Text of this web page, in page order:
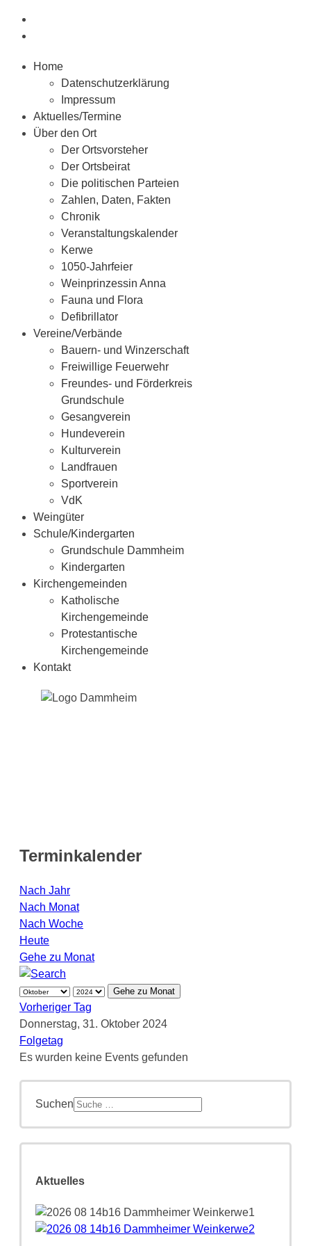
Home
Datenschutzerklärung
Impressum
Aktuelles/Termine
Über den Ort
Der Ortsvorsteher
Der Ortsbeirat
Die politischen Parteien
Zahlen, Daten, Fakten
Chronik
Veranstaltungskalender
Kerwe
1050-Jahrfeier
Weinprinzessin Anna
Fauna und Flora
Defibrillator
Vereine/Verbände
Bauern- und Winzerschaft
Freiwillige Feuerwehr
Freundes- und Förderkreis
Grundschule
Gesangverein
Hundeverein
Kulturverein
Landfrauen
Sportverein
VdK
Weingüter
Schule/Kindergarten
Grundschule Dammheim
Kindergarten
Kirchengemeinden
Katholische
Kirchengemeinde
Protestantische
Kirchengemeinde
Kontakt
Terminkalender
Nach Jahr
Nach Monat
Nach Woche
Heute
Gehe zu Monat
Gehe zu Monat
Vorheriger Tag
Donnerstag, 31. Oktober 2024
Folgetag
Es wurden keine Events gefunden
Suchen
Aktuelles